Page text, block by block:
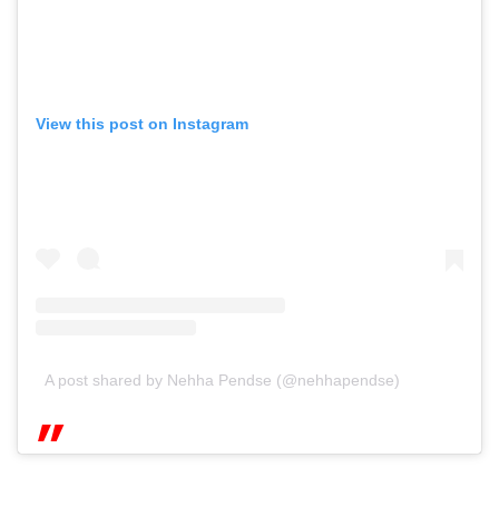
View this post on Instagram
A post shared by Nehha Pendse (@nehhapendse)